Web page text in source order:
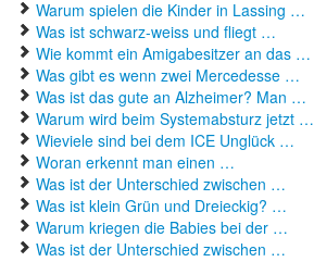
Warum spielen die Kinder in Lassing …
Was ist schwarz-weiss und fliegt …
Wie kommt ein Amigabesitzer an das …
Was gibt es wenn zwei Mercedesse …
Was ist das gute an Alzheimer? Man …
Warum wird beim Systemabsturz jetzt …
Wieviele sind bei dem ICE Unglück …
Woran erkennt man einen …
Was ist der Unterschied zwischen …
Was ist klein Grün und Dreieckig? …
Warum kriegen die Babies bei der …
Was ist der Unterschied zwischen …